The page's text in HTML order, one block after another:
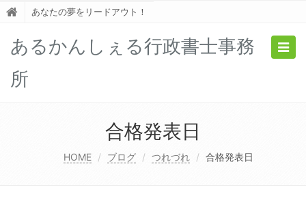
あなたの夢をリードアウト！
あるかんしぇる行政書士事務
所
合格発表日
HOME ブログ つれづれ 合格発表日